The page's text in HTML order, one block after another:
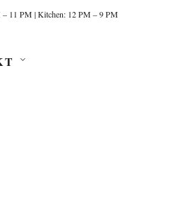
– 11 PM | Kitchen: 12 PM – 9 PM